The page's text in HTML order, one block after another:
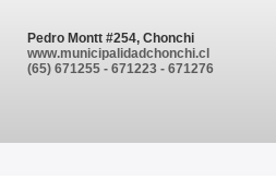
Pedro Montt #254, Chonchi
www.municipalidadchonchi.cl
(65) 671255 - 671223 - 671276